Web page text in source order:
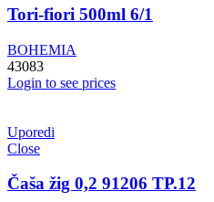
Tori-fiori 500ml 6/1
BOHEMIA
43083
Login to see prices
Uporedi
Close
Čaša žig 0,2 91206 TP.12